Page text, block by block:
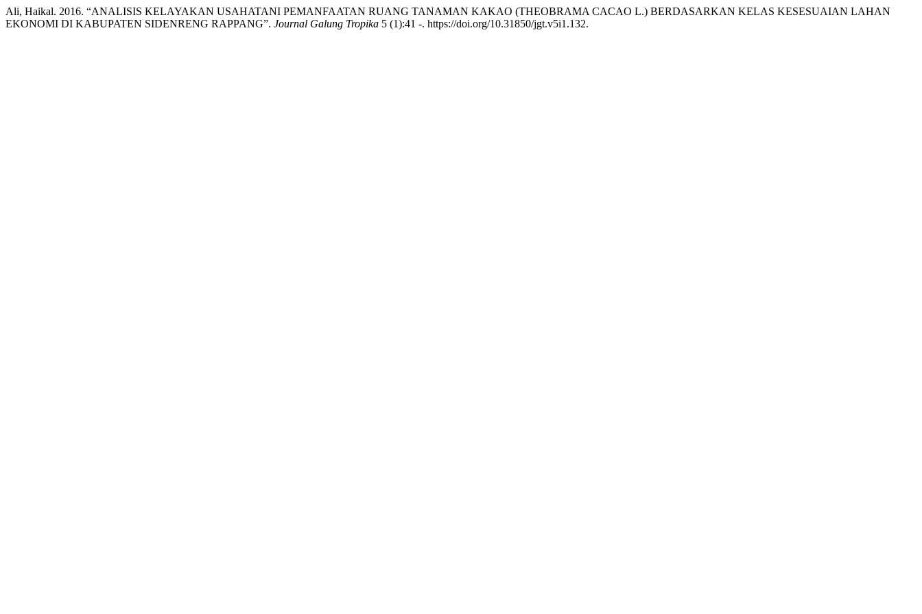
Ali, Haikal. 2016. “ANALISIS KELAYAKAN USAHATANI PEMANFAATAN RUANG TANAMAN KAKAO (THEOBRAMA CACAO L.) BERDASARKAN KELAS KESESUAIAN LAHAN
EKONOMI DI KABUPATEN SIDENRENG RAPPANG”. Journal Galung Tropika 5 (1):41 -. https://doi.org/10.31850/jgt.v5i1.132.